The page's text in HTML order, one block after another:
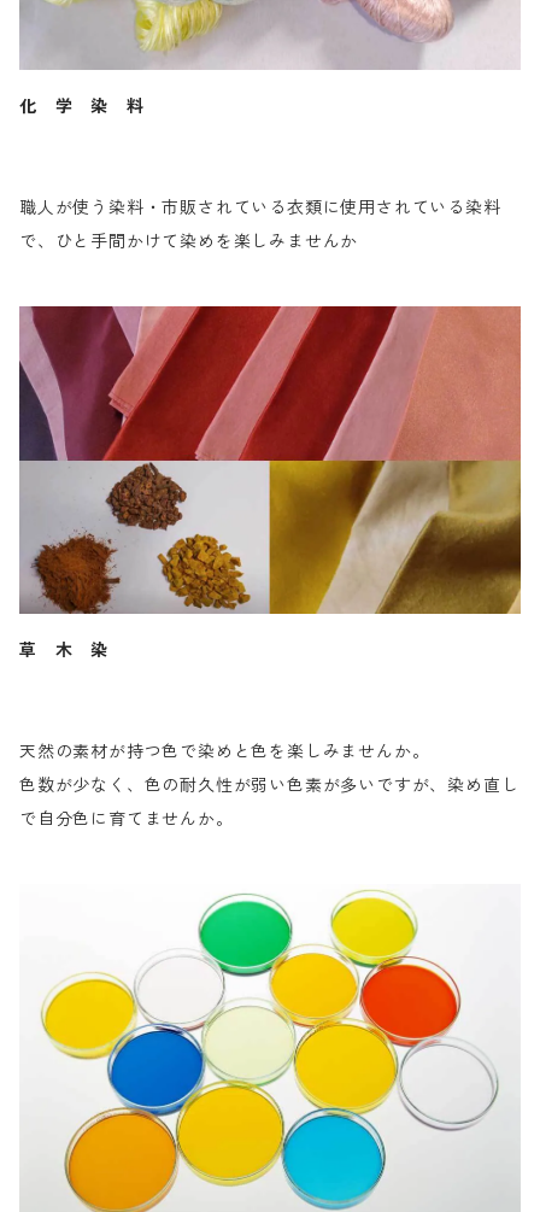
化 学 染 料
職人が使う染料・市販されている衣類に使用されている染料
で、ひと手間かけて染めを楽しみませんか
草 木 染
天然の素材が持つ色で染めと色を楽しみませんか。
色数が少なく、色の耐久性が弱い色素が多いですが、染め直し
で自分色に育てませんか。